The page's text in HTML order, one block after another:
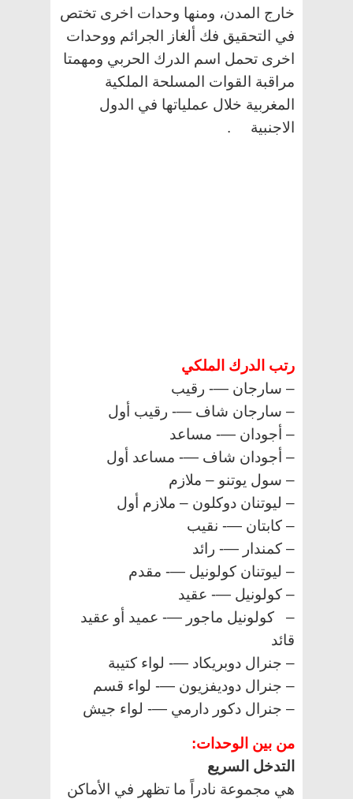
خارج المدن، ومنها وحدات اخرى تختص
في التحقيق فك ألغاز الجرائم ووحدات
اخرى تحمل اسم الدرك الحربي ومهمتا
مراقبة القوات المسلحة الملكية
المغربية خلال عملياتها في الدول
الاجنبية .
رتب الدرك الملكي
– سارجان —- رقيب
– سارجان شاف —- رقيب أول
– أجودان —- مساعد
– أجودان شاف —- مساعد أول
– سول يوتنو – ملازم
– ليوتنان دوكلون – ملازم أول
– كابتان —- نقيب
– كمندار —- رائد
– ليوتنان كولونيل —- مقدم
– كولونيل —- عقيد
– كولونيل ماجور —- عميد أو عقيد
قائد
– جنرال دوبريكاد —- لواء كتيبة
– جنرال دوديفزيون —- لواء قسم
– جنرال دكور دارمي —- لواء جيش
من بين الوحدات:
التدخل السريع
هي مجموعة نادراً ما تظهر في الأماكن